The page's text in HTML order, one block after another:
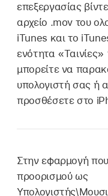
επεξεργασίας
αρχείο .mov του
iTunes και το
ενότητα
μπορείτε να
υπολογιστή σας ή
προσθέσετε στο
Στην εφαρμογή
προορισμού ως